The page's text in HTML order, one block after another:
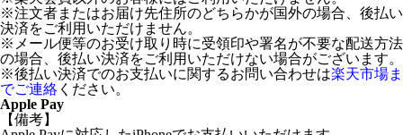
※注文者またはお届け先住所のどちらかが国外の場合、後払い
決済をご利用いただけません。
※メール便等のお受け取り時に受領印や署名が不要な配送方法
の場合、後払い決済をご利用いただけない場合がございます。
※後払い決済でのお支払いに関するお問い合わせは楽天市場ま
でご連絡 ください。
Apple Pay
【備考】